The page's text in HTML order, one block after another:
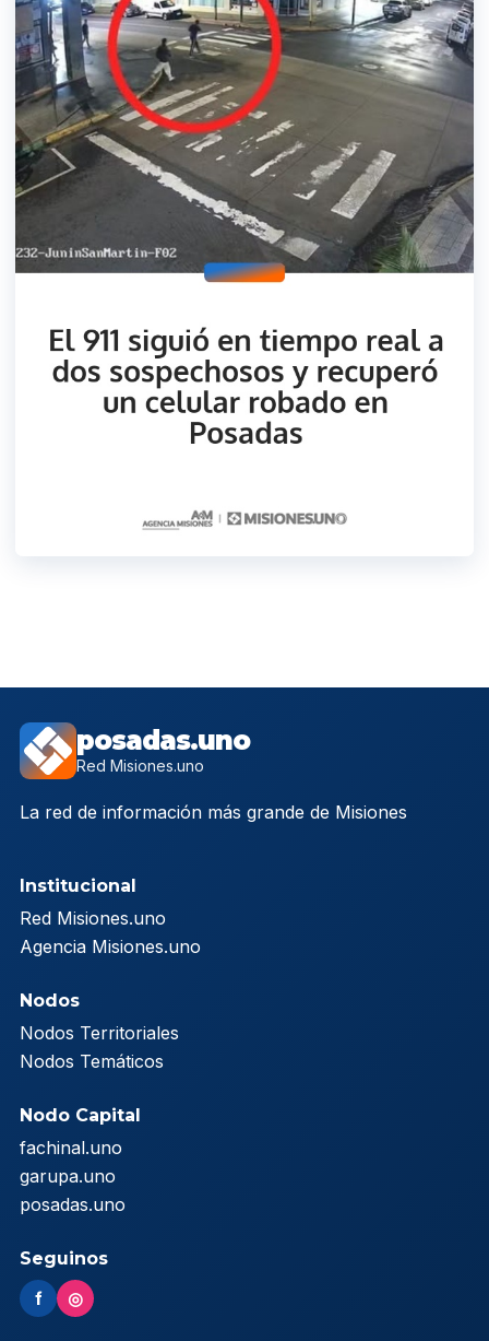
posadas.uno
Red Misiones.uno
La red de información más grande de Misiones
Institucional
Red Misiones.uno
Agencia Misiones.uno
Nodos
Nodos Territoriales
Nodos Temáticos
Nodo Capital
fachinal.uno
garupa.uno
posadas.uno
Seguinos
f ◎